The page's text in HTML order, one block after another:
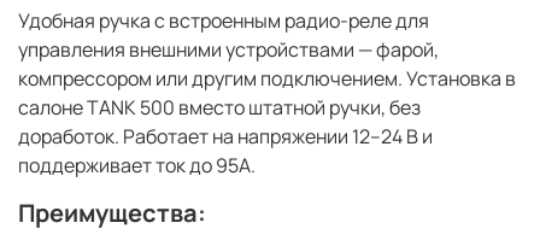
Удобная ручка с встроенным радио-реле для
управления внешними устройствами — фарой,
компрессором или другим подключением. Установка в
салоне TANK 500 вместо штатной ручки, без
доработок. Работает на напряжении 12–24 В и
поддерживает ток до 95А.
Преимущества: